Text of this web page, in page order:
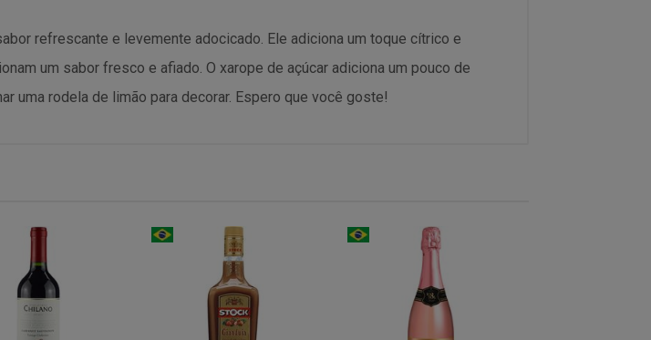
refrescante e levemente adocicado. Ele adiciona um toque cítrico e
um sabor fresco e afiado. O xarope de açúcar adiciona um pouco de
uma rodela de limão para decorar. Espero que você goste!